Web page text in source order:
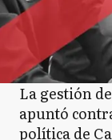
La gestión
apuntó
política de